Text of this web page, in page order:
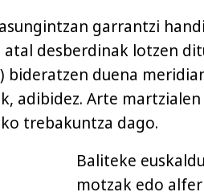
garrantzi
desberdinak lotzen
) bideratzen duena
adibidez. Arte
trebakuntza dago.
Baliteke
motzak edo